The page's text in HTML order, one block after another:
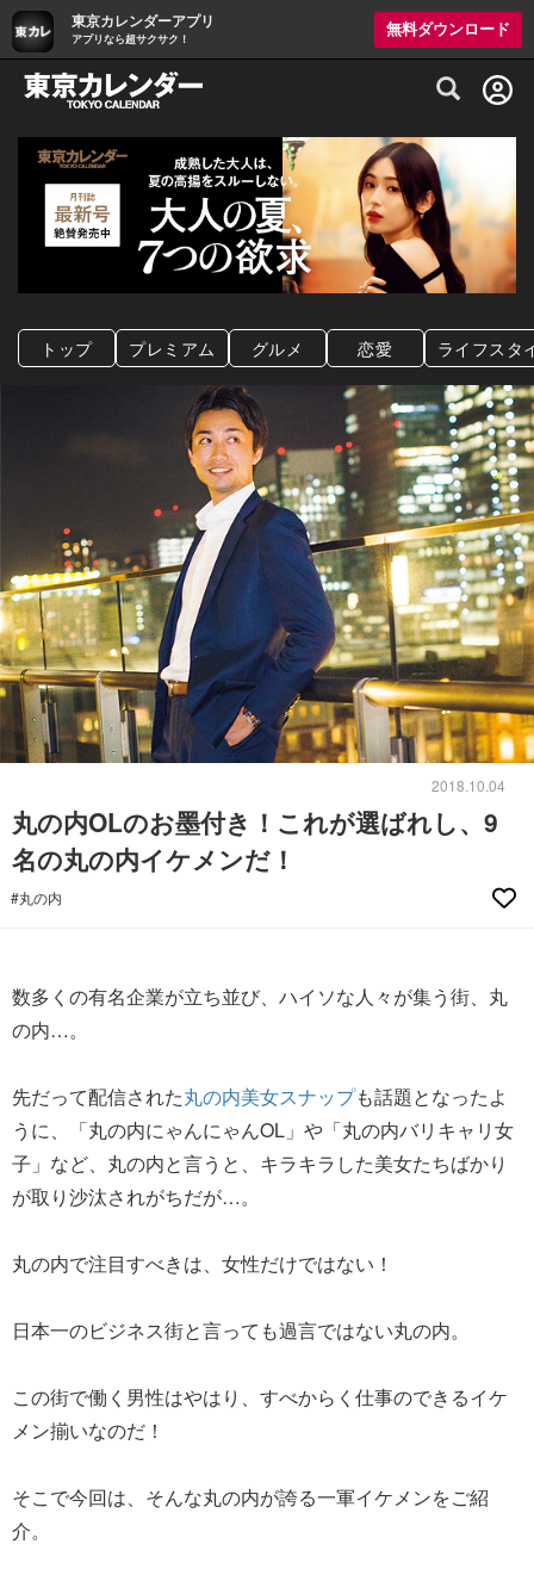
東京カレンダーアプリ
アプリなら超サクサク！
無料ダウンロード
グルメ情報・プレミアムレストラン予約
トップ プレミアム グルメ 恋愛 ライフスタ
2018.10.04
丸の内OLのお墨付き！これが選ばれし、9
名の丸の内イケメンだ！
#丸の内
数多くの有名企業が立ち並び、ハイソな人々が集う街、丸
の内…。
先だって配信された丸の内美女スナップも話題となったよ
うに、「丸の内にゃんにゃんOL」や「丸の内バリキャリ女
子」など、丸の内と言うと、キラキラした美女たちばかり
が取り沙汰されがちだが…。
丸の内で注目すべきは、女性だけではない！
日本一のビジネス街と言っても過言ではない丸の内。
この街で働く男性はやはり、すべからく仕事のできるイケ
メン揃いなのだ！
そこで今回は、そんな丸の内が誇る一軍イケメンをご紹
介。